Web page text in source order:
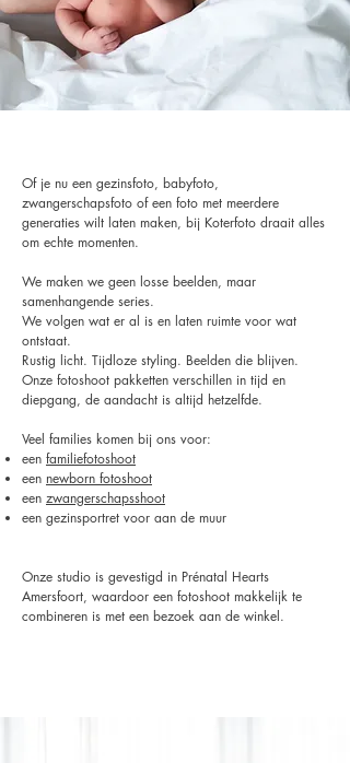
Of je nu een gezinsfoto, babyfoto,
zwangerschapsfoto of een foto met meerdere
generaties wilt laten maken, bij Koterfoto draait alles
om echte momenten.
We maken we geen losse beelden, maar
samenhangende series.
We volgen wat er al is en laten ruimte voor wat
ontstaat.
Rustig licht. Tijdloze styling. Beelden die blijven.
Onze fotoshoot pakketten verschillen in tijd en
diepgang, de aandacht is altijd hetzelfde.
Veel families komen bij ons voor:
een familiefotoshoot
een newborn fotoshoot
een zwangerschapsshoot
een gezinsportret voor aan de muur
Onze studio is gevestigd in Prénatal Hearts
Amersfoort, waardoor een fotoshoot makkelijk te
combineren is met een bezoek aan de winkel.